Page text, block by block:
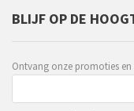
BLIJF OP DE
Ontvang onze promoties